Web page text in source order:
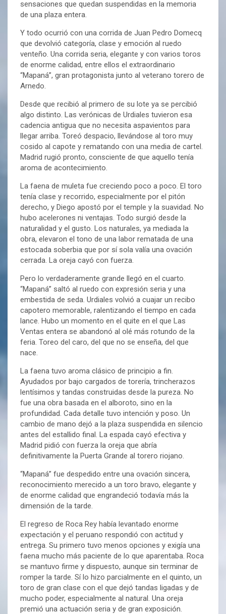
sensaciones que quedan suspendidas en la memoria
de una plaza entera.
Y todo ocurrió con una corrida de Juan Pedro Domecq
que devolvió categoría, clase y emoción al ruedo
venteño. Una corrida seria, elegante y con varios toros
de enorme calidad, entre ellos el extraordinario
“Mapaná”, gran protagonista junto al veterano torero de
Arnedo.
Desde que recibió al primero de su lote ya se percibió
algo distinto. Las verónicas de Urdiales tuvieron esa
cadencia antigua que no necesita aspavientos para
llegar arriba. Toreó despacio, llevándose al toro muy
cosido al capote y rematando con una media de cartel.
Madrid rugió pronto, consciente de que aquello tenía
aroma de acontecimiento.
La faena de muleta fue creciendo poco a poco. El toro
tenía clase y recorrido, especialmente por el pitón
derecho, y Diego apostó por el temple y la suavidad. No
hubo acelerones ni ventajas. Todo surgió desde la
naturalidad y el gusto. Los naturales, ya mediada la
obra, elevaron el tono de una labor rematada de una
estocada soberbia que por sí sola valía una ovación
cerrada. La oreja cayó con fuerza.
Pero lo verdaderamente grande llegó en el cuarto.
“Mapaná” saltó al ruedo con expresión seria y una
embestida de seda. Urdiales volvió a cuajar un recibo
capotero memorable, ralentizando el tiempo en cada
lance. Hubo un momento en el quite en el que Las
Ventas entera se abandonó al olé más rotundo de la
feria. Toreo del caro, del que no se enseña, del que
nace.
La faena tuvo aroma clásico de principio a fin.
Ayudados por bajo cargados de torería, trincherazos
lentísimos y tandas construidas desde la pureza. No
fue una obra basada en el alboroto, sino en la
profundidad. Cada detalle tuvo intención y poso. Un
cambio de mano dejó a la plaza suspendida en silencio
antes del estallido final. La espada cayó efectiva y
Madrid pidió con fuerza la oreja que abría
definitivamente la Puerta Grande al torero riojano.
“Mapaná” fue despedido entre una ovación sincera,
reconocimiento merecido a un toro bravo, elegante y
de enorme calidad que engrandeció todavía más la
dimensión de la tarde.
El regreso de Roca Rey había levantado enorme
expectación y el peruano respondió con actitud y
entrega. Su primero tuvo menos opciones y exigía una
faena mucho más paciente de lo que aparentaba. Roca
se mantuvo firme y dispuesto, aunque sin terminar de
romper la tarde. Sí lo hizo parcialmente en el quinto, un
toro de gran clase con el que dejó tandas ligadas y de
mucho poder, especialmente al natural. Una oreja
premió una actuación seria y de gran exposición.